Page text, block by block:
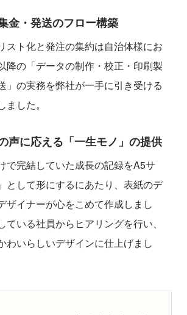
金・発送のフロー構築
スト化と発注の集約は自治体様にお
降の「データの制作・校正・印刷製
」の実務を弊社が一手に引き受ける
した。
声に応える「一生モノ」の提供
で完結していた成長の記録をA5サ
として形にするにあたり、表紙のデ
ザイナーが心をこめて作成しまし
ている社員からヒアリングを行い、
わいらしいデザインに仕上げまし